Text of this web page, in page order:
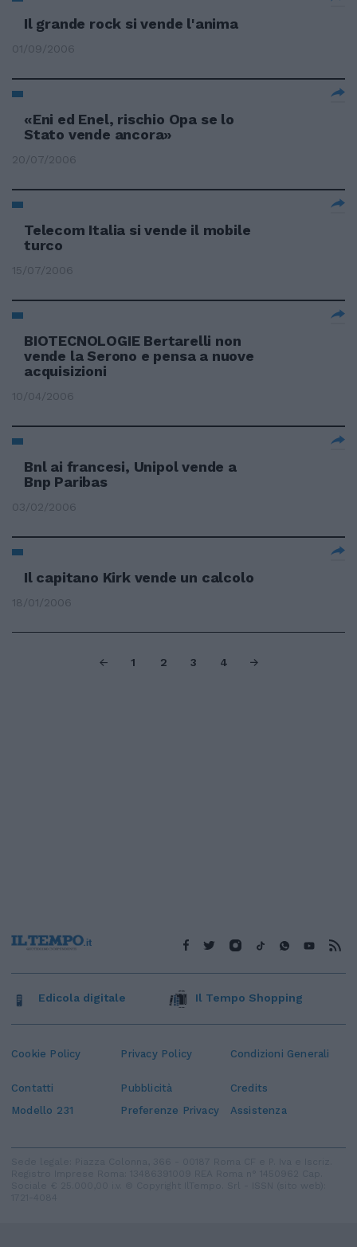
Il grande rock si vende l'anima
01/09/2006
«Eni ed Enel, rischio Opa se lo
Stato vende ancora»
20/07/2006
Telecom Italia si vende il mobile
turco
15/07/2006
BIOTECNOLOGIE Bertarelli non
vende la Serono e pensa a nuove
acquisizioni
10/04/2006
Bnl ai francesi, Unipol vende a
Bnp Paribas
03/02/2006
Il capitano Kirk vende un calcolo
18/01/2006
1 2 3 4
Cookie Policy Privacy Policy Condizioni Generali
Contatti Pubblicità
Credits
Modello 231
Preferenze Privacy Assistenza
Edicola digitale Il Tempo Shopping